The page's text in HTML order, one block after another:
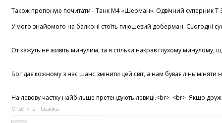
Також пропоную почитати - Танк М4 «Шерман». Одвічний суперник Т-
У мого знайомого на балконі стоїть плюшевий доберман. Сьогодні
От кажуть не живіть минулим, та я стільки накрав глухому
Бог дає кожному з нас шанс змінити цей світ, а нам буває лінь
На левову частку найбільше претендують левиці.<br> <br> Якщо
Ответить Ссылка